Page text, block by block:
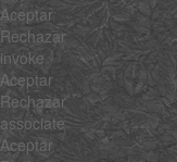
Aceptar
Rechazar
invoke
Aceptar
Rechazar
associate
Aceptar